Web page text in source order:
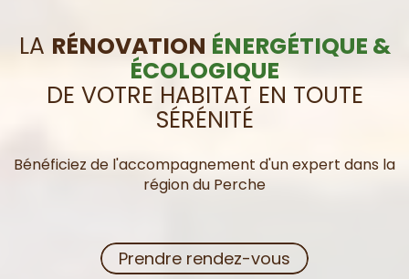
LA RÉNOVATION ÉNERGÉTIQUE &
ÉCOLOGIQUE
DE VOTRE HABITAT EN TOUTE
SÉRÉNITÉ
Bénéficiez de l'accompagnement d'un expert dans la
région du Perche
Prendre rendez-vous